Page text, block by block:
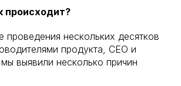
происходит?
нескольких десятков
продукта, CEO и
выявили несколько причин